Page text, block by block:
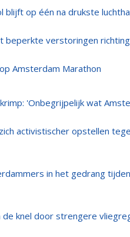
blijft op één na drukste
beperkte verstoringen
Amsterdam Marathon
'Onbegrijpelijk wat
activistischer opstellen
in het gedrang
knel door strengere